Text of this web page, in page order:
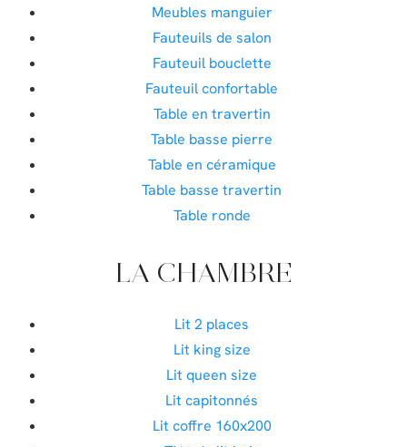
Meubles manguier
Fauteuils de salon
Fauteuil bouclette
Fauteuil confortable
Table en travertin
Table basse pierre
Table en céramique
Table basse travertin
Table ronde
LA CHAMBRE
Lit 2 places
Lit king size
Lit queen size
Lit capitonnés
Lit coffre 160x200